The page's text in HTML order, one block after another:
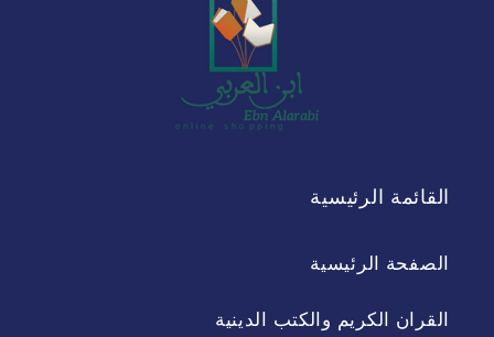
القائمة الرئيسية
الصفحة الرئيسية
القران الكريم والكتب الدينية